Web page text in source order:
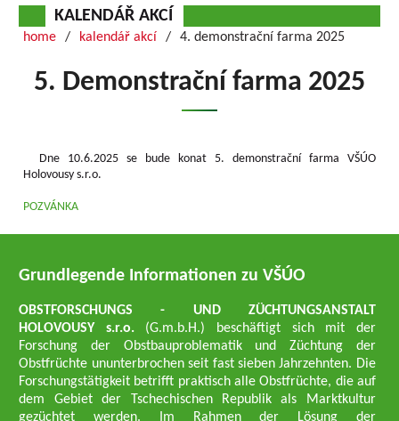
KALENDÁŘ AKCÍ
home kalendář akcí 4. demonstrační farma 2025
5. Demonstrační farma 2025
Dne 10.6.2025 se bude konat 5. demonstrační farma VŠÚO
Holovousy s.r.o.
POZVÁNKA
Grundlegende Informationen zu VŠÚO
OBSTFORSCHUNGS - UND ZÜCHTUNGSANSTALT
HOLOVOUSY s.r.o. (G.m.b.H.) beschäftigt sich mit der
Forschung der Obstbauproblematik und Züchtung der
Obstfrüchte ununterbrochen seit fast sieben Jahrzehnten. Die
Forschungstätigkeit betrifft praktisch alle Obstfrüchte, die auf
dem Gebiet der Tschechischen Republik als Marktkultur
gezüchtet werden. Im Rahmen der Lösung der